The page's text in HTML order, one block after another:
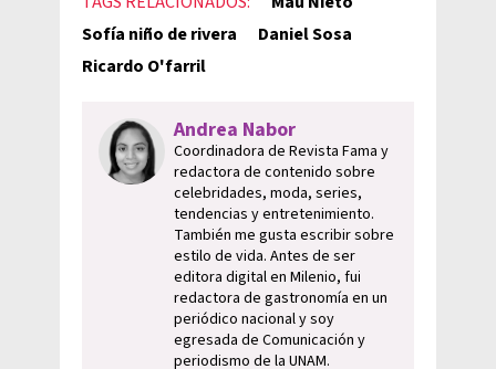
Sofía niño de rivera
Daniel Sosa
Ricardo O'farril
Andrea Nabor
Coordinadora de Revista Fama y
redactora de contenido sobre
celebridades, moda, series,
tendencias y entretenimiento.
También me gusta escribir sobre
estilo de vida. Antes de ser
editora digital en Milenio, fui
redactora de gastronomía en un
periódico nacional y soy
egresada de Comunicación y
periodismo de la UNAM.